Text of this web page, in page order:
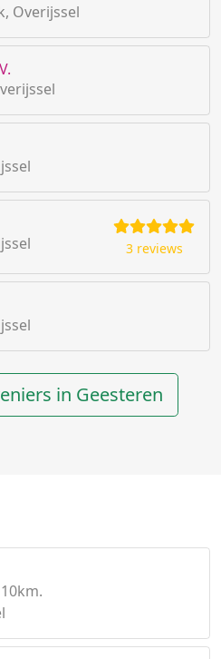
Overijssel
3 reviews
in Geesteren